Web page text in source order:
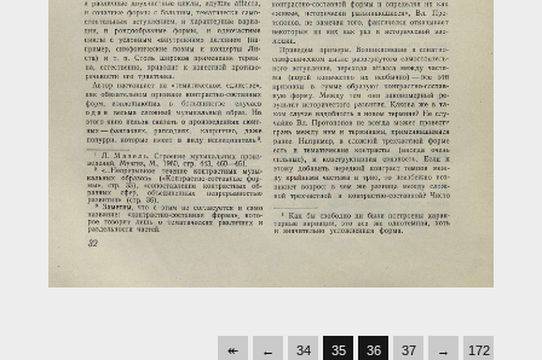
↞ ← 34 35 36 37 → 172